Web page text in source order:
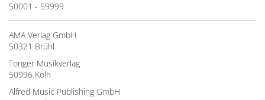
50001 - 59999
AMA Verlag GmbH
50321 Brühl
Tonger Musikverlag
50996 Köln
Alfred Music Publishing GmbH